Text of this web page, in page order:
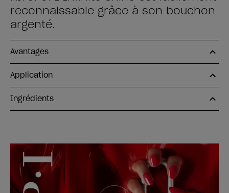
reconnaissable grâce à son bouchon
argenté.
Avantages
Application
Ingrédients